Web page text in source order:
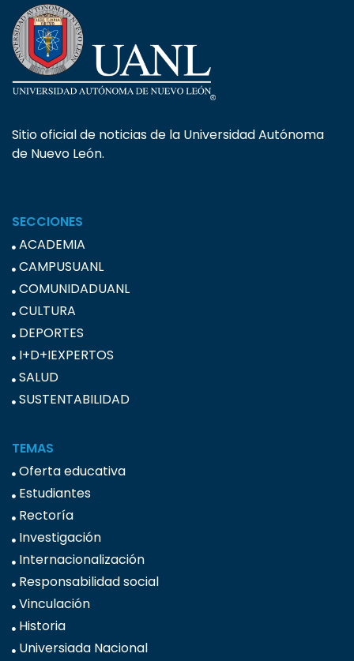
Sitio oficial de noticias de la Universidad Autónoma
de Nuevo León.
SECCIONES
ACADEMIA
CAMPUSUANL
COMUNIDADUANL
CULTURA
DEPORTES
I+D+IEXPERTOS
SALUD
SUSTENTABILIDAD
TEMAS
Oferta educativa
Estudiantes
Rectoría
Investigación
Internacionalización
Responsabilidad social
Vinculación
Historia
Universiada Nacional